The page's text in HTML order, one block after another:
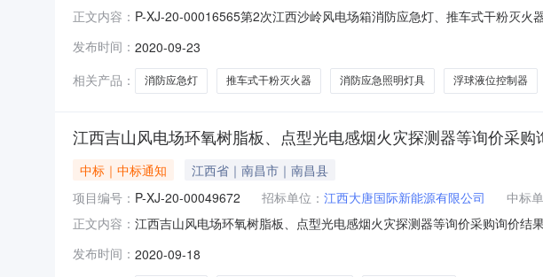
正文内容： P-XJ-20-00016565第2次江西沙岭风电场箱消防应急灯、推车式干粉灭
询价类型：公开询价报价截止日期：2020-3-138:52:00公告日期：2020-
发布时间： 2020-09-23
相关产品：
消防应急灯 推车式干粉灭火器 消防应急照明灯具 浮球液位控制器
江西吉山风电场环氧树脂板、点型光电感烟火灾探测器等询价采购
中标｜中标通知
江西省｜南昌市｜南昌县
项目编号： P-XJ-20-00049672 招标单位： 江西大唐国际新能源有限公司 中标
正文内容： 江西吉山风电场环氧树脂板、点型光电感烟火灾探测器等询价采购询价
1919:00:00公告日期：2020-09-18采购人联系方式：18870007606具体
发布时间： 2020-09-18